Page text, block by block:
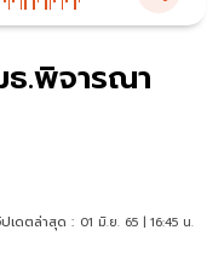
.พิจารณา
เดตล่าสุด : 01 มิ.ย. 65 | 16:45 น.